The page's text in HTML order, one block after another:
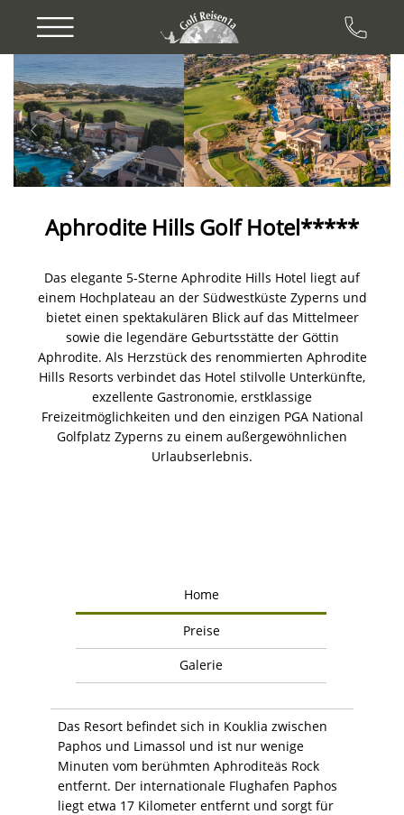
Previous Next
Aphrodite Hills Golf Hotel*****
Das elegante 5-Sterne Aphrodite Hills Hotel liegt auf
einem Hochplateau an der Südwestküste Zyperns und
bietet einen spektakulären Blick auf das Mittelmeer
sowie die legendäre Geburtsstätte der Göttin
Aphrodite. Als Herzstück des renommierten Aphrodite
Hills Resorts verbindet das Hotel stilvolle Unterkünfte,
exzellente Gastronomie, erstklassige
Freizeitmöglichkeiten und den einzigen PGA National
Golfplatz Zyperns zu einem außergewöhnlichen
Urlaubserlebnis.
Home
Preise
Galerie
Das Resort befindet sich in Kouklia zwischen
Paphos und Limassol und ist nur wenige
Minuten vom berühmten Aphroditeäs Rock
entfernt. Der internationale Flughafen Paphos
liegt etwa 17 Kilometer entfernt und sorgt für